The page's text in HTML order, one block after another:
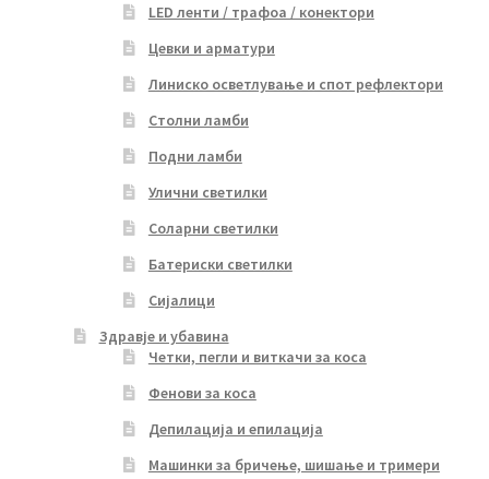
LED ленти / трафоа / конектори
Цевки и арматури
Линиско осветлување и спот рефлектори
Столни ламби
Подни ламби
Улични светилки
Соларни светилки
Батериски светилки
Сијалици
Здравје и убавина
Четки, пегли и виткачи за коса
Фенови за коса
Депилација и епилација
Машинки за бричење, шишање и тримери